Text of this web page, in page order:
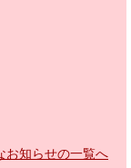
お知らせの一覧へ